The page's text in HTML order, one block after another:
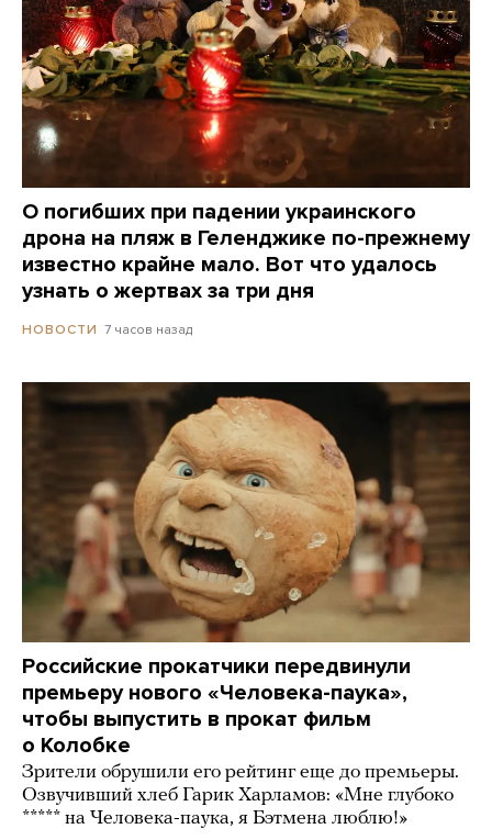
О погибших при падении украинского
дрона на пляж в Геленджике по-прежнему
известно крайне мало. Вот что удалось
узнать о жертвах за три дня
НОВОСТИ 7 часов назад
Российские прокатчики передвинули
премьеру нового «Человека-паука»,
чтобы выпустить в прокат фильм
о Колобке
Зрители обрушили его рейтинг еще до премьеры.
Озвучивший хлеб Гарик Харламов: «Мне глубоко
***** на Человека-паука, я Бэтмена люблю!»